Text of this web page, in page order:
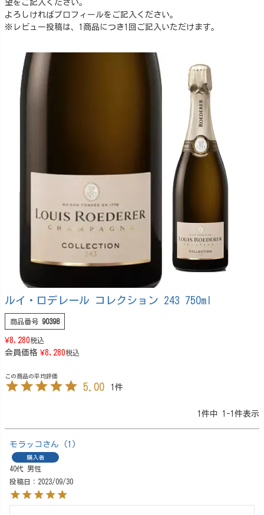
望をご記入ください。
よろしければプロフィールをご記入ください。
※レビュー投稿は、1商品につき1回ご記入いただけます。
ルイ・ロデレール コレクション 243 750ml
商品番号 90398
¥8,280税込
会員価格 ¥8,280税込
5.00 1
1 件中 1 -1 件表示
モラッコ 1
購入者
40代
男性
投稿日
2023/09/30